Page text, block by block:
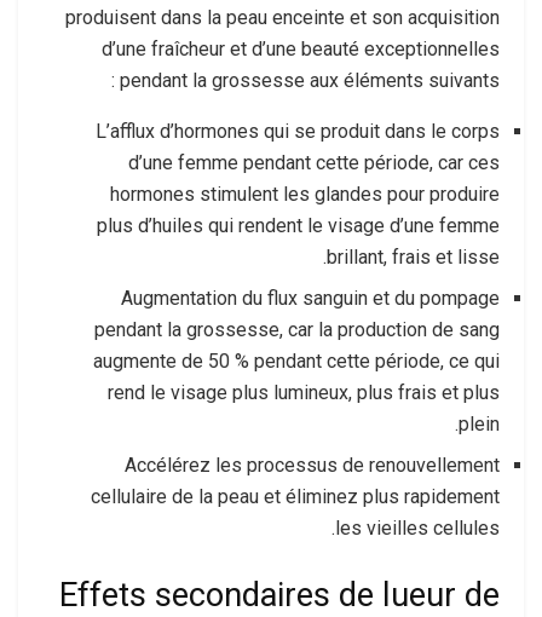
produisent dans la peau enceinte et son acquisition
d’une fraîcheur et d’une beauté exceptionnelles
pendant la grossesse aux éléments suivants :
L’afflux d’hormones qui se produit dans le corps
d’une femme pendant cette période, car ces
hormones stimulent les glandes pour produire
plus d’huiles qui rendent le visage d’une femme
brillant, frais et lisse.
Augmentation du flux sanguin et du pompage
pendant la grossesse, car la production de sang
augmente de 50 % pendant cette période, ce qui
rend le visage plus lumineux, plus frais et plus
plein.
Accélérez les processus de renouvellement
cellulaire de la peau et éliminez plus rapidement
les vieilles cellules.
Effets secondaires de lueur de